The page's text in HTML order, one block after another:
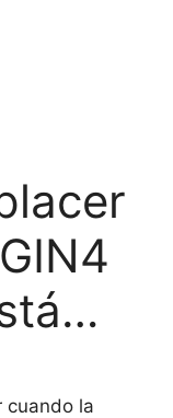
cuando la